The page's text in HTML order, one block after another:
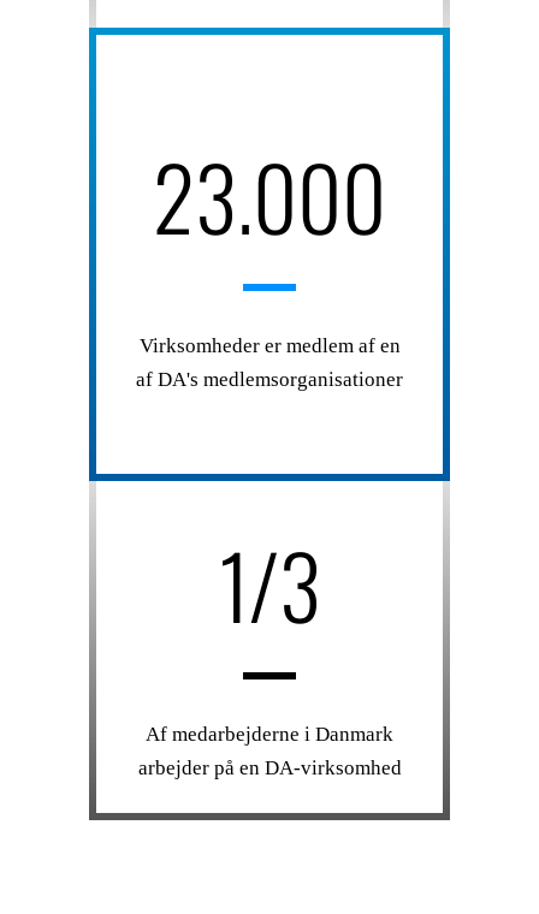
23.000
Virksomheder er medlem af en
af DA's medlemsorganisationer
1/3
Af medarbejderne i Danmark
arbejder på en DA-virksomhed